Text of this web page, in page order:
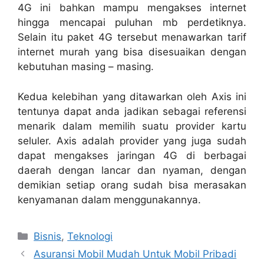
4G ini bahkan mampu mengakses internet
hingga mencapai puluhan mb perdetiknya.
Selain itu paket 4G tersebut menawarkan tarif
internet murah yang bisa disesuaikan dengan
kebutuhan masing – masing.
Kedua kelebihan yang ditawarkan oleh Axis ini
tentunya dapat anda jadikan sebagai referensi
menarik dalam memilih suatu provider kartu
seluler. Axis adalah provider yang juga sudah
dapat mengakses jaringan 4G di berbagai
daerah dengan lancar dan nyaman, dengan
demikian setiap orang sudah bisa merasakan
kenyamanan dalam menggunakannya.
Categories
Bisnis,Teknologi
Asuransi Mobil Mudah Untuk Mobil Pribadi